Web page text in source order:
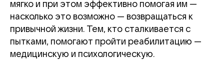
мягко и при этом эффективно помогая им —
насколько это возможно — возвращаться к
привычной жизни. Тем, кто сталкивается с
пытками, помогают пройти реабилитацию —
медицинскую и психологическую.